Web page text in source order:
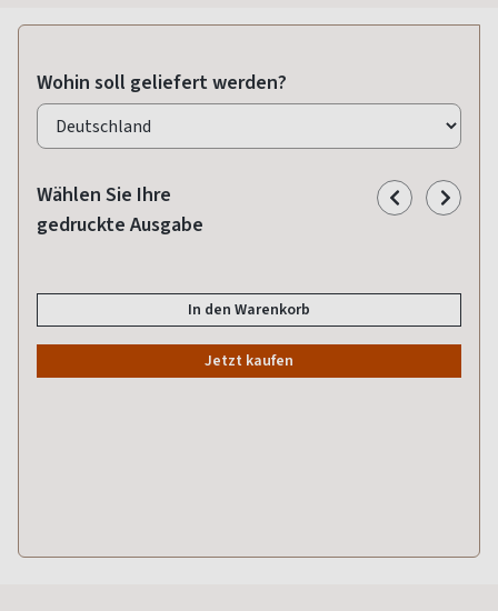
Wohin soll geliefert werden?
Wählen Sie Ihre
gedruckte Ausgabe
In den Warenkorb
Jetzt kaufen